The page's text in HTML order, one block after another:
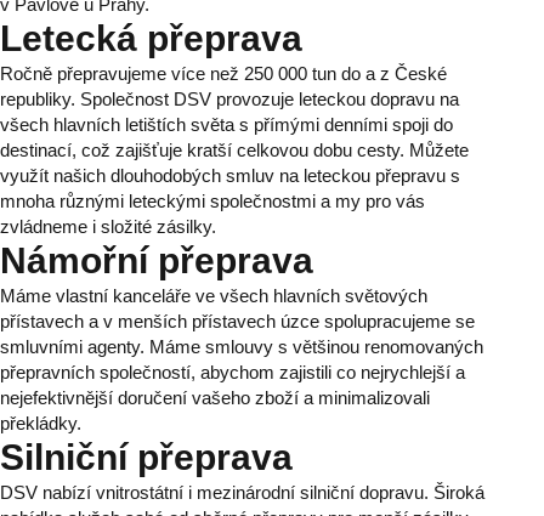
v Pavlově u Prahy.
Letecká přeprava
Ročně přepravujeme více než 250 000 tun do a z České
republiky. Společnost DSV provozuje leteckou dopravu na
všech hlavních letištích světa s přímými denními spoji do
destinací, což zajišťuje kratší celkovou dobu cesty. Můžete
využít našich dlouhodobých smluv na leteckou přepravu s
mnoha různými leteckými společnostmi a my pro vás
zvládneme i složité zásilky.
Námořní přeprava
Máme vlastní kanceláře ve všech hlavních světových
přístavech a v menších přístavech úzce spolupracujeme se
smluvními agenty. Máme smlouvy s většinou renomovaných
přepravních společností, abychom zajistili co nejrychlejší a
nejefektivnější doručení vašeho zboží a minimalizovali
překládky.
Silniční přeprava
DSV nabízí vnitrostátní i mezinárodní silniční dopravu. Široká